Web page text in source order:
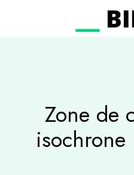
Zone de